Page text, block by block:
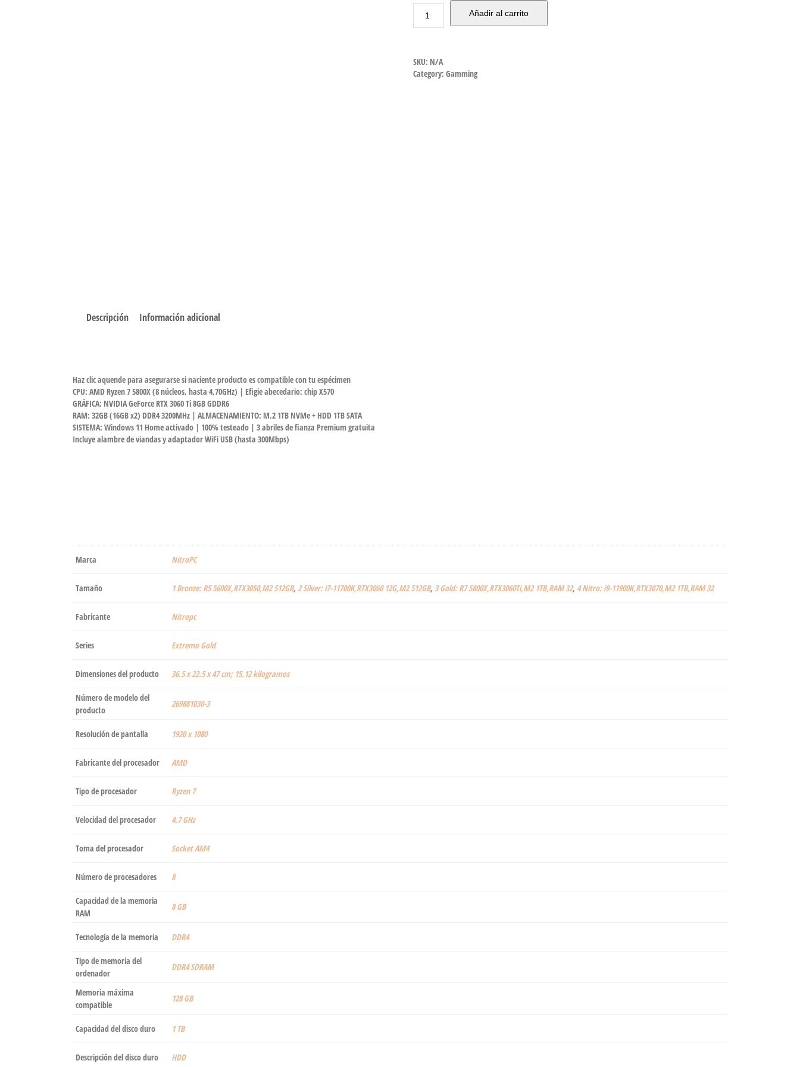
Añadir al carrito
SKU: N/A
Category: Gamming
Descripción Información adicional
Haz clic aquende para asegurarse si naciente producto es compatible con tu espécimen
CPU: AMD Ryzen 7 5800X (8 núcleos, hasta 4,70GHz) | Efigie abecedario: chip X570
GRÁFICA: NVIDIA GeForce RTX 3060 Ti 8GB GDDR6
RAM: 32GB (16GB x2) DDR4 3200MHz | ALMACENAMIENTO: M.2 1TB NVMe + HDD 1TB SATA
SISTEMA: Windows 11 Home activado | 100% testeado | 3 abriles de fianza Premium gratuita
Incluye alambre de viandas y adaptador WiFi USB (hasta 300Mbps)
Marca ‎NitroPC
Tamaño 1 Bronze: R5 5600X,RTX3050,M2 512GB, 2 Silver: i7-11700K,RTX3060 12G,M2 512GB, 3 Gold: R7 5800X,RTX3060Ti,M2 1TB,RAM 32, 4 Nitro: i9-11900K,RTX3070,M2 1TB,RAM 32
Fabricante ‎Nitropc
Series ‎Extremo Gold
Dimensiones del producto ‎36.5 x 22.5 x 47 cm; 15.12 kilogramos
Número de modelo del
producto
‎269881030-3
Resolución de pantalla ‎1920 x 1080
Fabricante del procesador ‎AMD
Tipo de procesador ‎Ryzen 7
Velocidad del procesador ‎4.7 GHz
Toma del procesador ‎Socket AM4
Número de procesadores ‎8
Capacidad de la memoria
RAM
‎8 GB
Tecnología de la memoria ‎DDR4
Tipo de memoria del
ordenador
‎DDR4 SDRAM
Memoria máxima
compatible
‎128 GB
Capacidad del disco duro ‎1 TB
Descripción del disco duro ‎HDD